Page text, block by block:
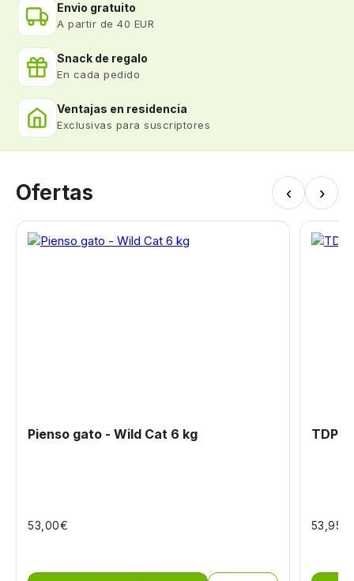
Envio gratuito
A partir de 40 EUR
Snack de regalo
En cada pedido
Ventajas en residencia
Exclusivas para suscriptores
Ofertas ‹ ›
Pienso gato - Wild Cat 6 kg
53,00€
TDP
53,95